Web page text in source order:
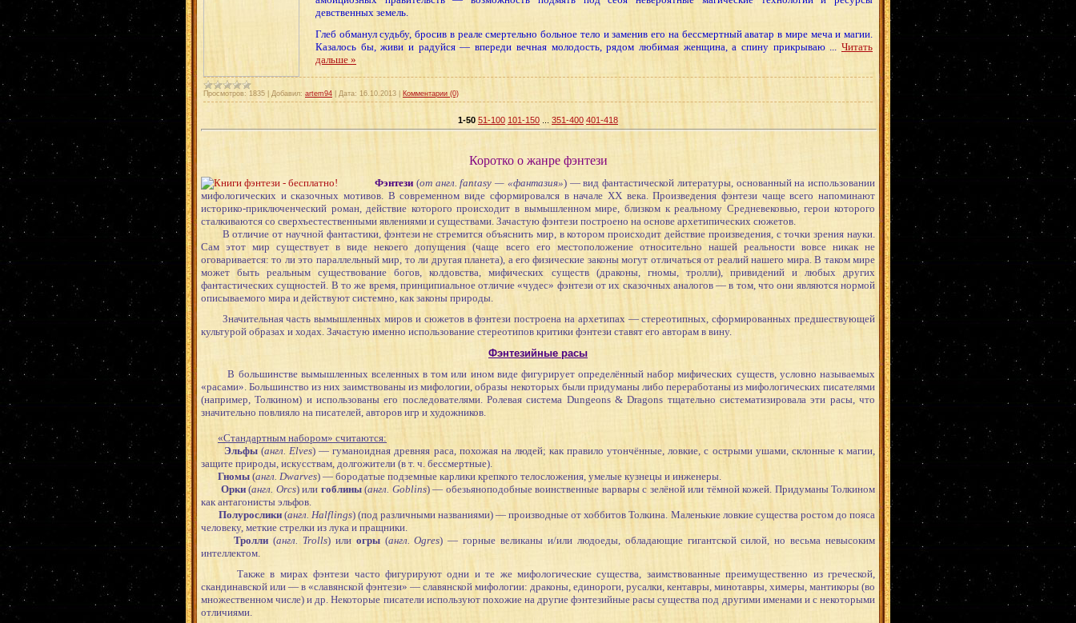
девственных земель.
Глеб обманул судьбу, бросив в реале смертельно больное тело и заменив его на бессмертный аватар в мире меча и магии.
Казалось бы, живи и радуйся — впереди вечная молодость, рядом любимая женщина, а спину прикрываю
Читать
дальше »
Просмотров: 1835 Добавил: artem94 Дата: 16.10.2013 Комментарии (0)
1-50 51-100 101-150 351-400 401-418
Коротко о жанре фэнтези
Фэнтези (от англ. fantasy — «фантазия») — вид фантастической литературы, основанный на использовании
мифологических и сказочных мотивов. В современном виде сформировался в начале XX века. Произведения фэнтези чаще всего напоминают
историко-приключенческий роман, действие которого происходит в вымышленном мире, близком к реальному Средневековью, герои которого
сталкиваются со сверхъестественными явлениями и существами. Зачастую фэнтези построено на основе архетипических сюжетов.
В отличие от научной фантастики, фэнтези не стремится объяснить мир, в котором происходит действие произведения, с точки зрения науки.
Сам этот мир существует в виде некоего допущения (чаще всего его местоположение относительно нашей реальности вовсе никак не
оговаривается: то ли это параллельный мир, то ли другая планета), а его физические законы могут отличаться от реалий нашего мира. В таком мире
может быть реальным существование богов, колдовства, мифических существ (драконы, гномы, тролли), привидений и любых других
фантастических сущностей. В то же время, принципиальное отличие «чудес» фэнтези от их сказочных аналогов — в том, что они являются нормой
описываемого мира и действуют системно, как законы природы.
Значительная часть вымышленных миров и сюжетов в фэнтези построена на архетипах — стереотипных, сформированных предшествующей
культурой образах и ходах. Зачастую именно использование стереотипов критики фэнтези ставят его авторам в вину.
Фэнтезийные расы
В большинстве вымышленных вселенных в том или ином виде фигурирует определённый набор мифических существ, условно называемых
«расами». Большинство из них заимствованы из мифологии, образы некоторых были придуманы либо переработаны из мифологических писателями
(например, Толкином) и использованы его последователями. Ролевая система Dungeons & Dragons тщательно систематизировала эти расы, что
значительно повлияло на писателей, авторов игр и художников.
«Стандартным набором» считаются:
Эльфы (англ. Elves) — гуманоидная древняя раса, похожая на людей; как правило утончённые, ловкие, с острыми ушами, склонные к магии,
защите природы, искусствам, долгожители (в т. ч. бессмертные).
Гномы (англ. Dwarves) — бородатые подземные карлики крепкого телосложения, умелые кузнецы и инженеры.
Орки (англ. Orcs) или гоблины (англ. Goblins) — обезьяноподобные воинственные варвары с зелёной или тёмной кожей. Придуманы Толкином
как антагонисты эльфов.
Полурослики (англ. Halflings) (под различными названиями) — производные от хоббитов Толкина. Маленькие ловкие существа ростом до пояса
человеку, меткие стрелки из лука и пращники.
Тролли (англ. Trolls) или огры (англ. Ogres) — горные великаны и/или людоеды, обладающие гигантской силой, но весьма невысоким
интеллектом.
Также в мирах фэнтези часто фигурируют одни и те же мифологические существа, заимствованные преимущественно из греческой,
скандинавской или — в «славянской фэнтези» — славянской мифологии: драконы, единороги, русалки, кентавры, минотавры, химеры, мантикоры (во
множественном числе) и др. Некоторые писатели используют похожие на другие фэнтезийные расы существа под другими именами и с некоторыми
отличиями.